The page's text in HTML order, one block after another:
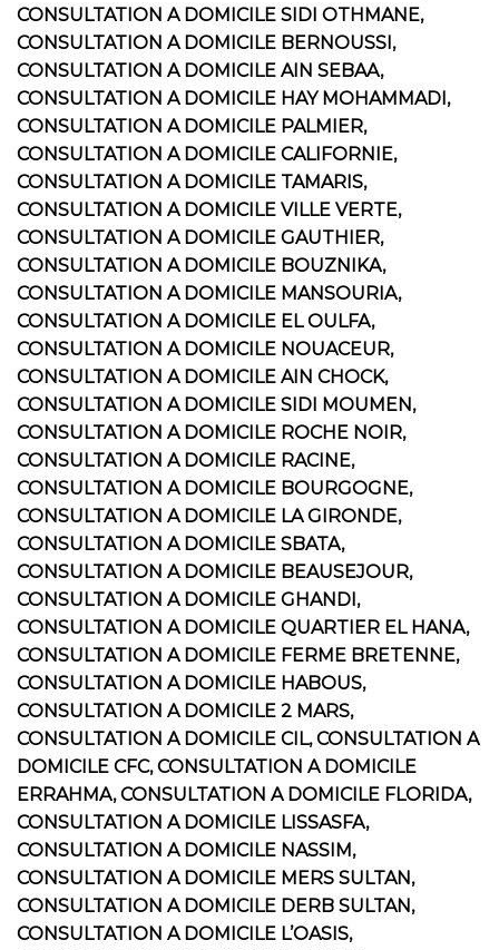
CONSULTATION A DOMICILE SIDI OTHMANE,
CONSULTATION A DOMICILE BERNOUSSI,
CONSULTATION A DOMICILE AIN SEBAA,
CONSULTATION A DOMICILE HAY MOHAMMADI,
CONSULTATION A DOMICILE PALMIER,
CONSULTATION A DOMICILE CALIFORNIE,
CONSULTATION A DOMICILE TAMARIS,
CONSULTATION A DOMICILE VILLE VERTE,
CONSULTATION A DOMICILE GAUTHIER,
CONSULTATION A DOMICILE BOUZNIKA,
CONSULTATION A DOMICILE MANSOURIA,
CONSULTATION A DOMICILE EL OULFA,
CONSULTATION A DOMICILE NOUACEUR,
CONSULTATION A DOMICILE AIN CHOCK,
CONSULTATION A DOMICILE SIDI MOUMEN,
CONSULTATION A DOMICILE ROCHE NOIR,
CONSULTATION A DOMICILE RACINE,
CONSULTATION A DOMICILE BOURGOGNE,
CONSULTATION A DOMICILE LA GIRONDE,
CONSULTATION A DOMICILE SBATA,
CONSULTATION A DOMICILE BEAUSEJOUR,
CONSULTATION A DOMICILE GHANDI,
CONSULTATION A DOMICILE QUARTIER EL HANA,
CONSULTATION A DOMICILE FERME BRETENNE,
CONSULTATION A DOMICILE HABOUS,
CONSULTATION A DOMICILE 2 MARS,
CONSULTATION A DOMICILE CIL, CONSULTATION A
DOMICILE CFC, CONSULTATION A DOMICILE
ERRAHMA, CONSULTATION A DOMICILE FLORIDA,
CONSULTATION A DOMICILE LISSASFA,
CONSULTATION A DOMICILE NASSIM,
CONSULTATION A DOMICILE MERS SULTAN,
CONSULTATION A DOMICILE DERB SULTAN,
CONSULTATION A DOMICILE L’OASIS,